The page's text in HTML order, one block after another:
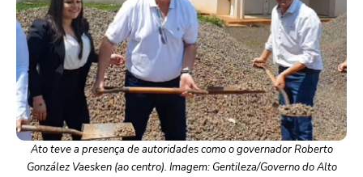
Ato teve a presença de autoridades como o governador Roberto
González Vaesken (ao centro). Imagem: Gentileza/Governo do Alto